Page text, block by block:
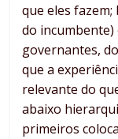
que eles
do incumbente)
governantes,
que a
relevante do
abaixo
primeiros